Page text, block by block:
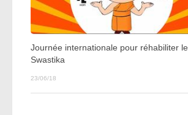
Journée internationale pour réhabiliter le
Swastika
23/06/18